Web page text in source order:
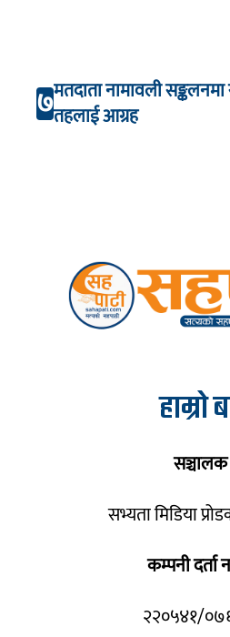
७मतदाता नामावली
तहलाई आग्रह
हाम्रो
सभ्यता मिडिया
कम्पनी दर्ता
२२०५४१/